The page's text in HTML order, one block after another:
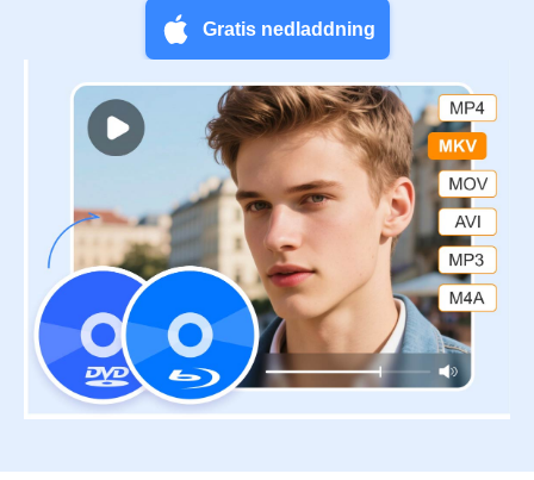
Gratis nedladdning